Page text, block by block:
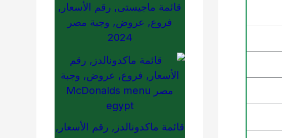
قائمة ماجيستى, رقم الأسعار,
فروع, عروض, وجبة مصر
2024
قائمة ماكدونالدز, رقم الأسعار,